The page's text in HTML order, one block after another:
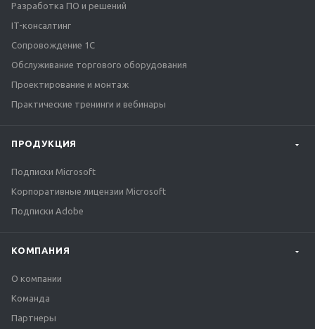
Разработка ПО и решений
IT-консалтинг
Сопровождение 1С
Обслуживание торгового оборудования
Проектирование и монтаж
Практические тренинги и вебинары
ПРОДУКЦИЯ
Подписки Microsoft
Корпоративные лицензии Microsoft
Подписки Adobe
КОМПАНИЯ
О компании
Команда
Партнеры